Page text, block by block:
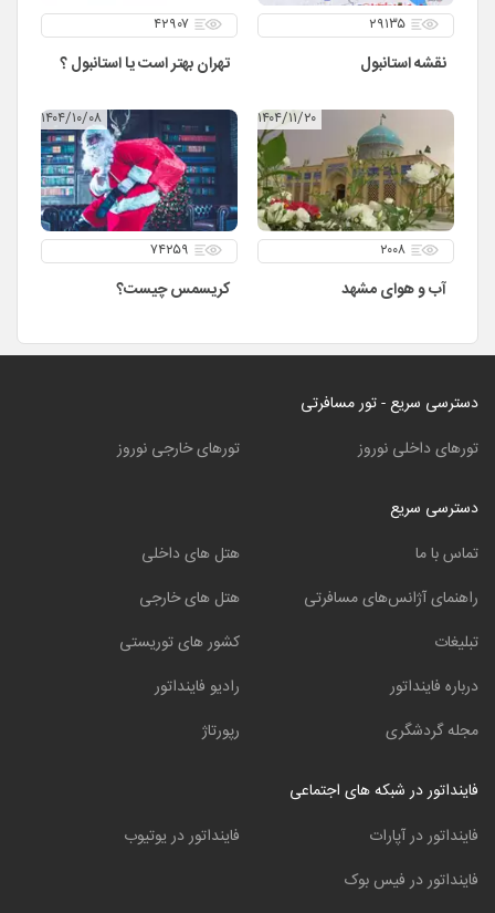
۲۹۱۳۵
نقشه استانبول
۴۲۹۰۷
تهران بهتر است یا استانبول ؟
۱۴۰۴/۱۱/۲۰
۲۰۰۸
آب و هوای مشهد
۱۴۰۴/۱۰/۰۸
۷۴۲۵۹
کریسمس چیست؟
دسترسی سریع - تور مسافرتی
تورهای داخلی نوروز
تورهای خارجی نوروز
دسترسی سریع
تماس با ما
راهنمای آژانس‌های مسافرتی
تبلیغات
درباره فاینداتور
مجله گردشگری
هتل های داخلی
هتل های خارجی
کشور های توریستی
رادیو فاینداتور
رپورتاژ
فاینداتور در شبکه های اجتماعی
فاینداتور در آپارات
فاینداتور در فیس بوک
فاینداتور در یوتیوب